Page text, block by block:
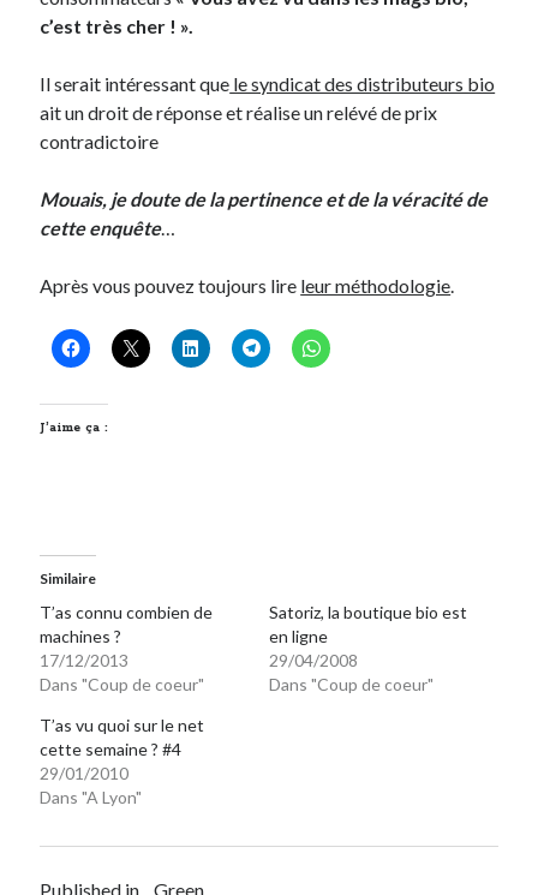
c’est très cher ! ».
Il serait intéressant que le syndicat des distributeurs bio
ait un droit de réponse et réalise un relévé de prix
contradictoire
Mouais, je doute de la pertinence et de la véracité de
cette enquête…
Après vous pouvez toujours lire leur méthodologie.
J’aime ça :
Similaire
T’as connu combien de
machines ?
17/12/2013
Dans "Coup de coeur"
Satoriz, la boutique bio est
en ligne
29/04/2008
Dans "Coup de coeur"
T’as vu quoi sur le net
cette semaine ? #4
29/01/2010
Dans "A Lyon"
Published in Green